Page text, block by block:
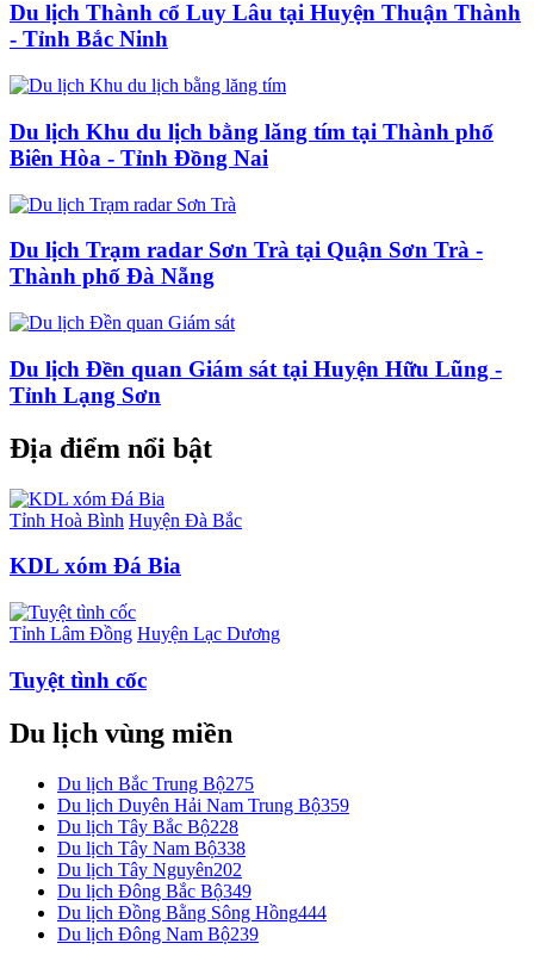
Du lịch Thành cổ Luy Lâu tại Huyện Thuận Thành
- Tỉnh Bắc Ninh
Du lịch Khu du lịch bằng lăng tím tại Thành phố
Biên Hòa - Tỉnh Đồng Nai
Du lịch Trạm radar Sơn Trà tại Quận Sơn Trà -
Thành phố Đà Nẵng
Du lịch Đền quan Giám sát tại Huyện Hữu Lũng -
Tỉnh Lạng Sơn
Địa điểm nổi bật
Tỉnh Hoà Bình Huyện Đà Bắc
KDL xóm Đá Bia
Tỉnh Lâm Đồng Huyện Lạc Dương
Tuyệt tình cốc
Du lịch vùng miền
Du lịch Bắc Trung Bộ275
Du lịch Duyên Hải Nam Trung Bộ359
Du lịch Tây Bắc Bộ228
Du lịch Tây Nam Bộ338
Du lịch Tây Nguyên202
Du lịch Đông Bắc Bộ349
Du lịch Đồng Bằng Sông Hồng444
Du lịch Đông Nam Bộ239